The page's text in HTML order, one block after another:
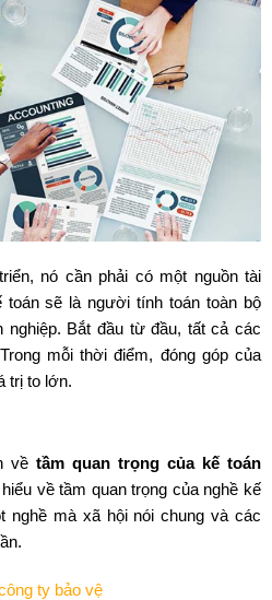
nó cần phải có một nguồn tài
sẽ là người tính toán toàn bộ
nghiệp. Bắt đầu từ đầu, tất cả các
mỗi thời điểm, đóng góp của
trị to lớn.
về tầm quan trọng của kế toán
về tầm quan trọng của nghề kế
nghề mà xã hội nói chung và các
ty bảo vệ